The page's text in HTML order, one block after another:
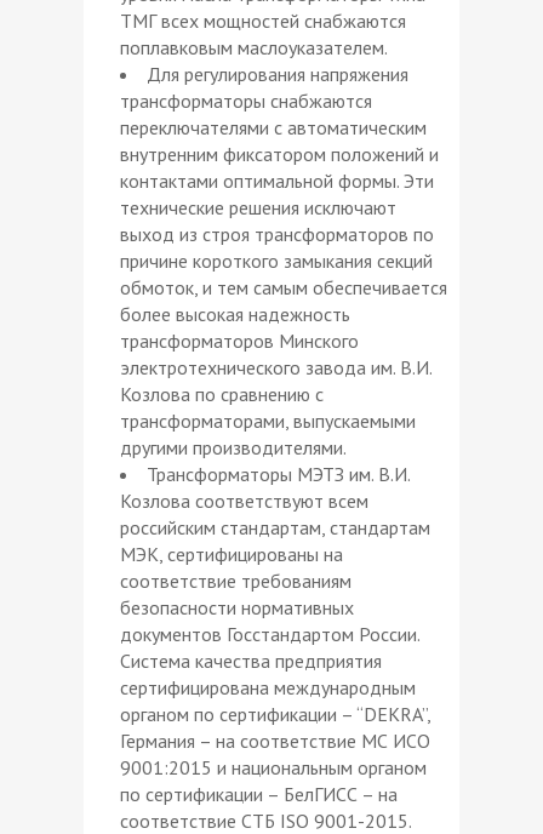
ТМГ всех мощностей снабжаются
поплавковым маслоуказателем.
Для регулирования напряжения
трансформаторы снабжаются
переключателями с автоматическим
внутренним фиксатором положений и
контактами оптимальной формы. Эти
технические решения исключают
выход из строя трансформаторов по
причине короткого замыкания секций
обмоток, и тем самым обеспечивается
более высокая надежность
трансформаторов Минского
электротехнического завода им. В.И.
Козлова по сравнению с
трансформаторами, выпускаемыми
другими производителями.
Трансформаторы МЭТЗ им. В.И.
Козлова соответствуют всем
российским стандартам, стандартам
МЭК, сертифицированы на
соответствие требованиям
безопасности нормативных
документов Госстандартом России.
Система качества предприятия
сертифицирована международным
органом по сертификации – “DEKRA”,
Германия – на соответствие МС ИСО
9001:2015 и национальным органом
по сертификации – БелГИСС – на
соответствие СТБ ISO 9001-2015.